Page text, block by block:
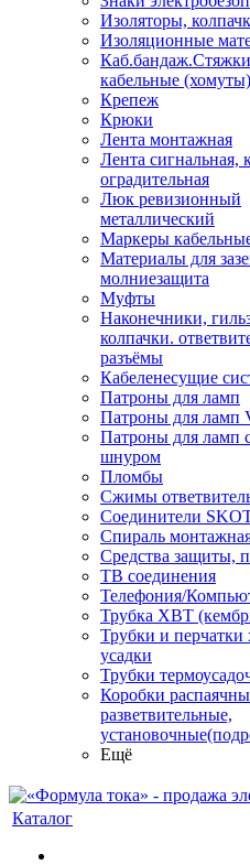
Изоляторы,
Изоляционные
Каб.бандаж.Стяжки
кабельные (хомуты)
Крепеж
Крюки
Лента монтажная
Лента сигнальная,
оградительная
Люк ревизионный
металлический
Маркеры
Материалы для
молниезащита
Муфты
Наконечники,
колпачки.
разъёмы
Кабеленесущие
Патроны для ламп
Патроны для ламп
Патроны для ламп
шнуром
Пломбы
Сжимы
Соединители
Спираль
Средства защиты,
ТВ соединения
Телефония/
Трубка ХВТ
Трубки и перчатки
усадки
Трубки
Коробки
разветвительные,
Ещё
Каталог